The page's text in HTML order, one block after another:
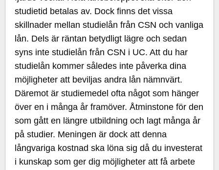
studietid betalas av. Dock finns det vissa
skillnader mellan studielån från CSN och vanliga
lån. Dels är räntan betydligt lägre och sedan
syns inte studielån från CSN i UC. Att du har
studielån kommer således inte påverka dina
möjligheter att beviljas andra lån nämnvärt.
Däremot är studiemedel ofta något som hänger
över en i många år framöver. Åtminstone för den
som gått en längre utbildning och lagt många år
på studier. Meningen är dock att denna
långvariga kostnad ska löna sig då du investerat
i kunskap som ger dig möjligheter att få arbete